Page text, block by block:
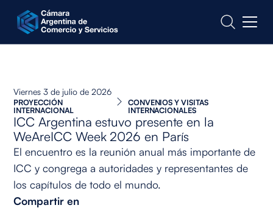
CONTACTO
Viernes 3 de julio de 2026
PROYECCIÓN
INTERNACIONAL
CONVENIOS Y VISITAS
INTERNACIONALES
ICC Argentina estuvo presente en la
WeAreICC Week 2026 en París
El encuentro es la reunión anual más importante de
ICC y congrega a autoridades y representantes de
los capítulos de todo el mundo.
Compartir en